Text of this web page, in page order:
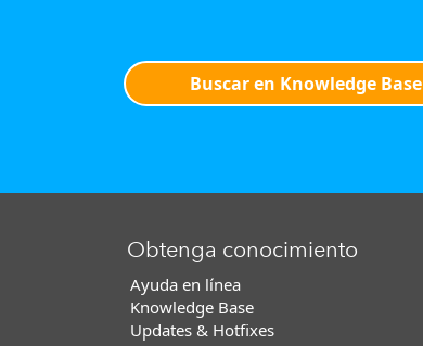
Buscar en Knowledge Base
Obtenga conocimiento
Ayuda en línea
Knowledge Base
Updates & Hotfixes